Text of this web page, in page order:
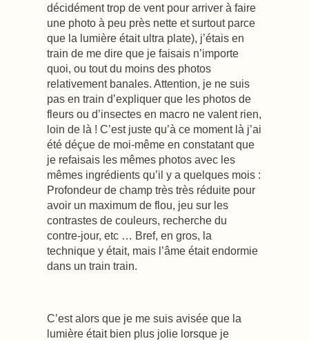
décidément trop de vent pour arriver à faire
une photo à peu près nette et surtout parce
que la lumière était ultra plate), j’étais en
train de me dire que je faisais n’importe
quoi, ou tout du moins des photos
relativement banales. Attention, je ne suis
pas en train d’expliquer que les photos de
fleurs ou d’insectes en macro ne valent rien,
loin de là ! C’est juste qu’à ce moment là j’ai
été déçue de moi-même en constatant que
je refaisais les mêmes photos avec les
mêmes ingrédients qu’il y a quelques mois :
Profondeur de champ très très réduite pour
avoir un maximum de flou, jeu sur les
contrastes de couleurs, recherche du
contre-jour, etc … Bref, en gros, la
technique y était, mais l’âme était endormie
dans un train train.
C’est alors que je me suis avisée que la
lumière était bien plus jolie lorsque je